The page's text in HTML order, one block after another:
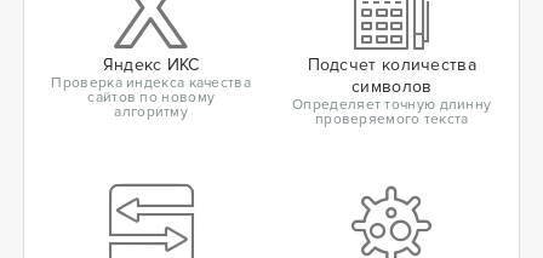
Яндекс ИКС
Проверка индекса качества
сайтов по новому
алгоритму
Подсчет количества
символов
Определяет точную длинну
проверяемого текста